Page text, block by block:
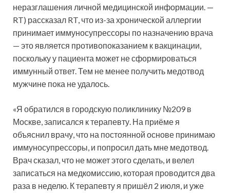
неразглашения личной медицинской информации. —
RT) рассказал RT, что из-за хронической аллергии
принимает иммуносупрессоры по назначению врача
— это является противопоказанием к вакцинации,
поскольку у пациента может не сформироваться
иммунный ответ. Тем не менее получить медотвод
мужчине пока не удалось.
«Я обратился в городскую поликлинику №209 в
Москве, записался к терапевту. На приёме я
объяснил врачу, что на постоянной основе принимаю
иммуносупрессоры, и попросил дать мне медотвод.
Врач сказал, что не может этого сделать, и велел
записаться на медкомиссию, которая проводится два
раза в неделю. К терапевту я пришёл 2 июля, и уже